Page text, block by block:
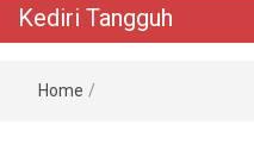
Kediri Tangguh
Home /